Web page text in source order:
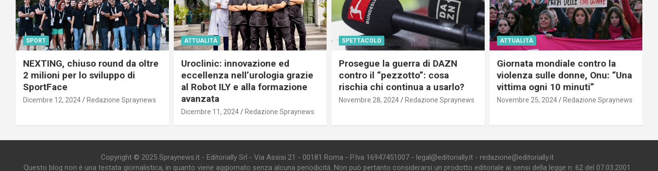
SPORT
NEXTING, chiuso round da oltre
2 milioni per lo sviluppo di
SportFace
Dicembre 12, 2024 Redazione Spraynews
ATTUALITÀ
Uroclinic: innovazione ed
eccellenza nell’urologia grazie
al Robot ILY e alla formazione
avanzata
Dicembre 11, 2024 Redazione Spraynews
SPETTACOLO
Prosegue la guerra di DAZN
contro il “pezzotto”: cosa
rischia chi continua a usarlo?
Novembre 28, 2024 Redazione Spraynews
ATTUALITÀ
Giornata mondiale contro la
violenza sulle donne, Onu: “Una
vittima ogni 10 minuti”
Novembre 25, 2024 Redazione Spraynews
Copyright © 2025 Spraynews.it - Editorially Srl - Via Assisi 21 - 00181 Roma - P.Iva 16947451007 - legal@editorially.it - redazione@editorially.it
Questo blog non è una testata giornalistica, in quanto viene aggiornato senza alcuna periodicità. Non può pertanto considerarsi un prodotto editoriale ai sensi della legge n. 62 del 07.03.2001